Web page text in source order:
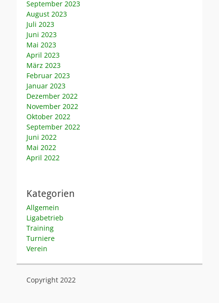
September 2023
August 2023
Juli 2023
Juni 2023
Mai 2023
April 2023
März 2023
Februar 2023
Januar 2023
Dezember 2022
November 2022
Oktober 2022
September 2022
Juni 2022
Mai 2022
April 2022
Kategorien
Allgemein
Ligabetrieb
Training
Turniere
Verein
Copyright 2022